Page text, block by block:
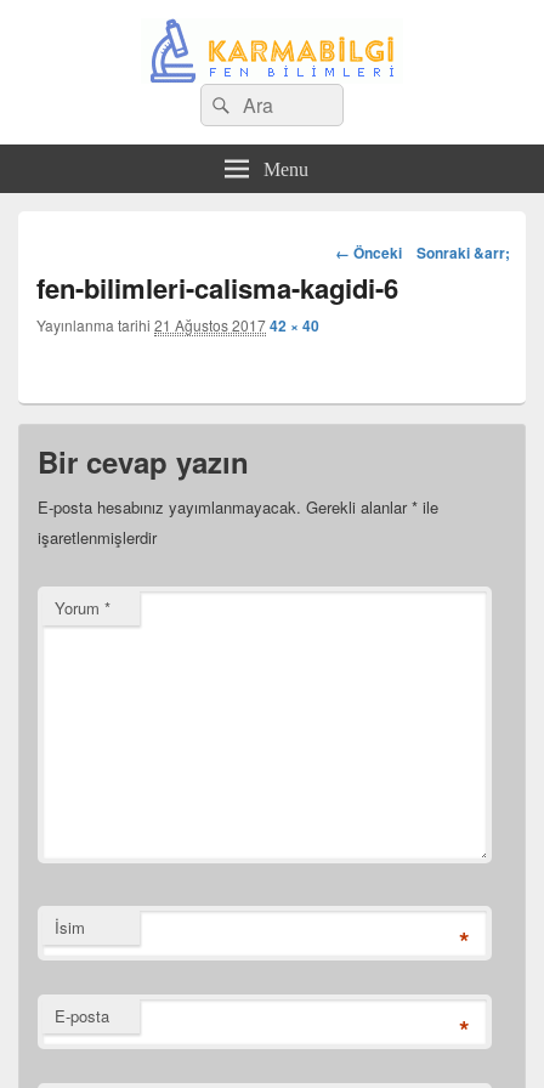
Search
for:
Ara
Menu
Görsel
dolaşım
← Önceki Sonraki &arr;
fen-bilimleri-calisma-kagidi-6
Yayınlanma tarihi 21 Ağustos 201742 × 40
Bir cevap yazın
E-posta hesabınız yayımlanmayacak. Gerekli alanlar* ile
işaretlenmişlerdir
Yorum *
İsim *
E-posta *